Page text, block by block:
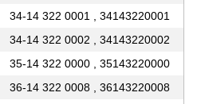
34-14 322 0001 , 34143220001
34-14 322 0002 , 34143220002
35-14 322 0000 , 35143220000
36-14 322 0008 , 36143220008